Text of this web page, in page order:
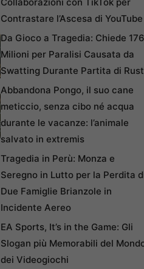
Contrastare l’Ascesa di YouTube
Da Gioco a Tragedia: Chiede 176
Milioni per Paralisi Causata da
Swatting Durante Partita di Rust
Abbandona Pongo, il suo cane
meticcio, senza cibo né acqua
durante le vacanze: l’animale
salvato in extremis
Tragedia in Perù: Monza e
Seregno in Lutto per la Perdita
Due Famiglie Brianzole in
Incidente Aereo
EA Sports, It’s in the Game: Gli
Slogan più Memorabili del
dei Videogiochi